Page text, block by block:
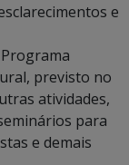
e
previsto no
atividades,
para
e demais